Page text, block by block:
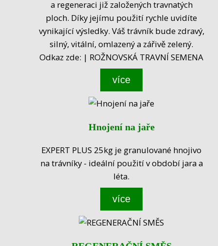
a regeneraci již založených travnatých
ploch. Díky jejímu použití rychle uvidíte
vynikající výsledky. Váš trávník bude zdravý,
silný, vitální, omlazený a zářivě zelený.
Odkaz zde: | ROŽNOVSKÁ TRAVNÍ SEMENA
více
Hnojení na jaře
EXPERT PLUS 25kg je granulované hnojivo
na trávníky - ideální použití v období jara a
léta.
více